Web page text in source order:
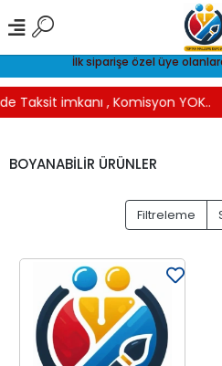
İlk siparişe özel üye
imkanı , Komisyon YOK..
BOYANABİLİR ÜRÜNLER
Filtreleme